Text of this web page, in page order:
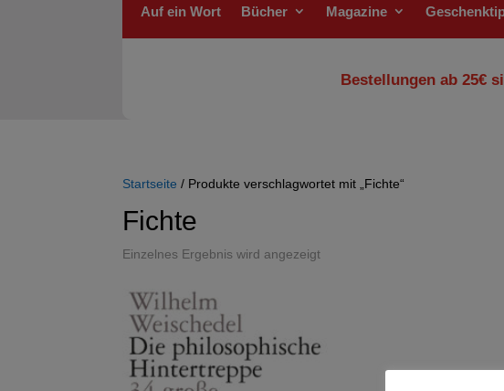
Auf ein Wort Bücher Magazine
Bestellungen ab 25€
Startseite / Produkte verschlagwortet mit „Fichte“
Fichte
Einzelnes Ergebnis wird angezeigt